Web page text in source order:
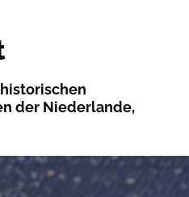
der Niederlande,